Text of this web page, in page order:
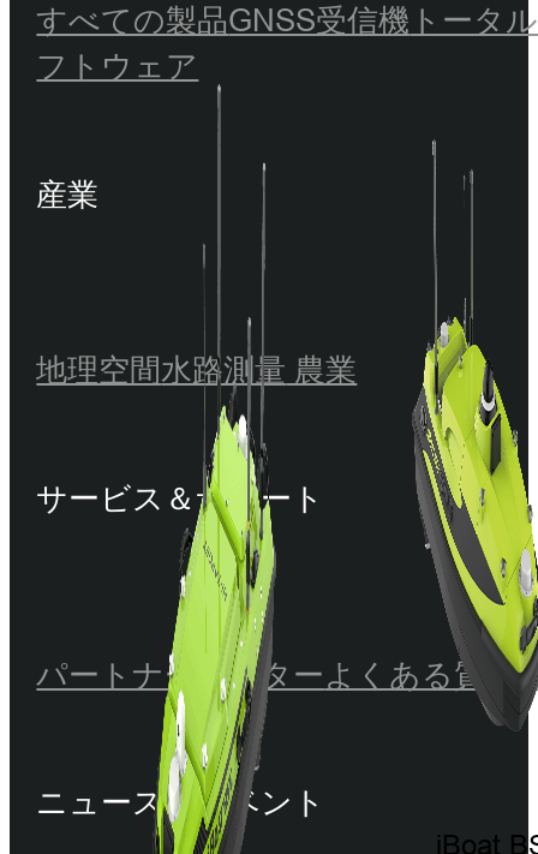
iBoat
すべての製品GNSS受信機 トータ
フトウェア
産業
地理空間水路測量 農業
サービス＆サポート
パートナーセンターよくある質問
ニュース＆イベント